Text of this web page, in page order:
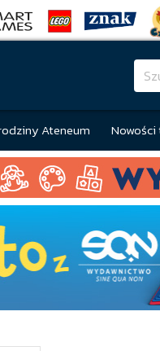
Ateneum